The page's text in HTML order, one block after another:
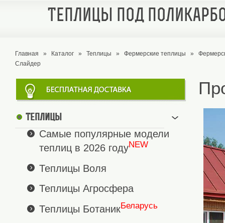
Теплицы под
Главная » Каталог » Теплицы » Фермерские теплицы »
Слайдер
Теплицы
Самые популярные модели
теплиц в 2026 годуNEW
Теплицы Воля
Теплицы Агросфера
Теплицы БотаникБеларусь